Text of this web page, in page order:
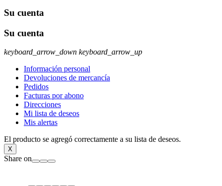
Su cuenta
Su cuenta
keyboard_arrow_down keyboard_arrow_up
Información personal
Devoluciones de mercancía
Pedidos
Facturas por abono
Direcciones
Mi lista de deseos
Mis alertas
El producto se agregó correctamente a su lista de deseos.
X
Share on